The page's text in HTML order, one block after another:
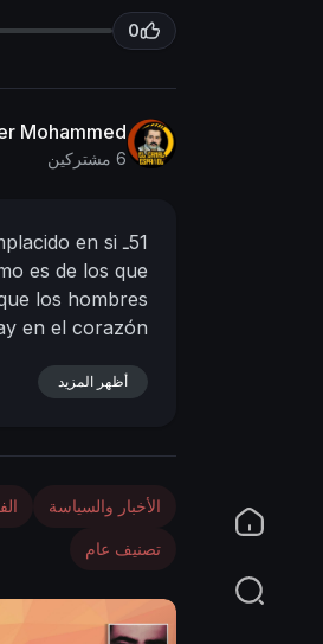
u
l
c
e
n
0
Mohammed
6 مشتركين
51ـ en si
es de los que
los hombres
en el corazón
el Imám Al Mahdi
أظهر المزيد
الأخبار والسياسة
تصنيف عام